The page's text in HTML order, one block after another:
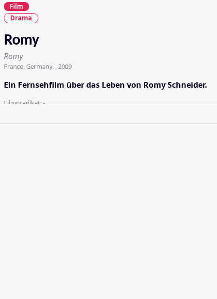
Film
Drama
Romy
Romy
France, Germany, , 2009
Ein Fernsehfilm über das Leben von Romy Schneider.
Filmprädikat:-